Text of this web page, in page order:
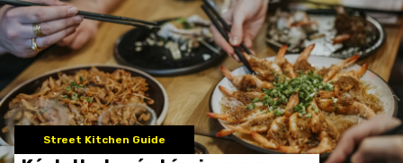
Street Kitchen Guide